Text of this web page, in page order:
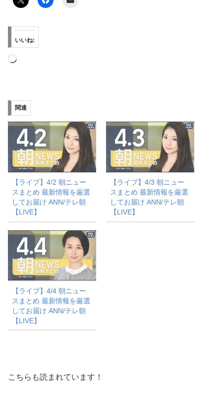
いいね:
読
み
中…
関連
【ライブ】4/2 朝ニュー
スまとめ 最新情報を厳選
してお届け ANN/テレ朝
【LIVE】
【ライブ】4/3 朝ニュー
スまとめ 最新情報を厳選
してお届け ANN/テレ朝
【LIVE】
【ライブ】4/4 朝ニュー
スまとめ 最新情報を厳選
してお届け ANN/テレ朝
【LIVE】
こちらも読まれています！